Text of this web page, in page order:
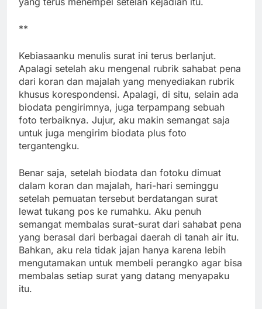
**
Kebiasaanku menulis surat ini terus berlanjut.
Apalagi setelah aku mengenal rubrik sahabat pena
dari koran dan majalah yang menyediakan rubrik
khusus korespondensi. Apalagi, di situ, selain ada
biodata pengirimnya, juga terpampang sebuah
foto terbaiknya. Jujur, aku makin semangat saja
untuk juga mengirim biodata plus foto
tergantengku.
Benar saja, setelah biodata dan fotoku dimuat
dalam koran dan majalah, hari-hari seminggu
setelah pemuatan tersebut berdatangan surat
lewat tukang pos ke rumahku. Aku penuh
semangat membalas surat-surat dari sahabat pena
yang berasal dari berbagai daerah di tanah air itu.
Bahkan, aku rela tidak jajan hanya karena lebih
mengutamakan untuk membeli perangko agar bisa
membalas setiap surat yang datang menyapaku
itu.